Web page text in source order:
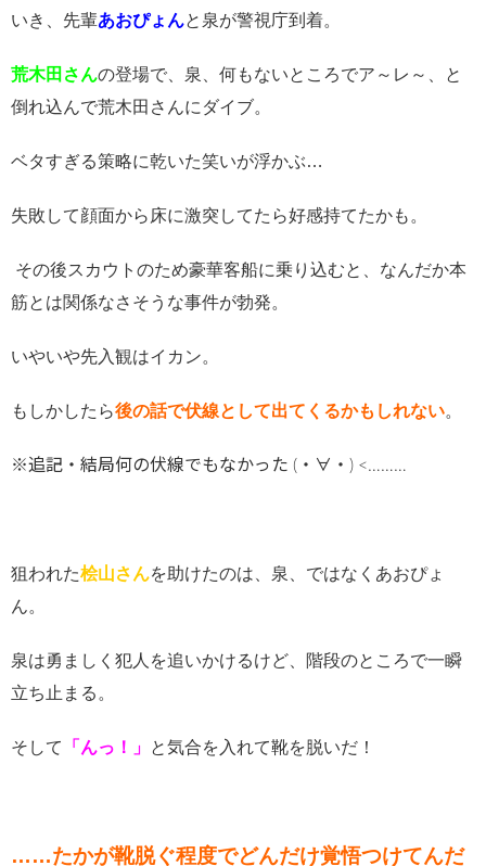
いき、先輩あおぴょんと泉が警視庁到着。
荒木田さんの登場で、泉、何もないところでア～レ～、と
倒れ込んで荒木田さんにダイブ。
ベタすぎる策略に乾いた笑いが浮かぶ…
失敗して顔面から床に激突してたら好感持てたかも。
その後スカウトのため豪華客船に乗り込むと、なんだか本
筋とは関係なさそうな事件が勃発。
いやいや先入観はイカン。
もしかしたら後の話で伏線として出てくるかもしれない。
※追記・結局何の伏線でもなかった (・∀・) <………
狙われた桧山さんを助けたのは、泉、ではなくあおぴょ
ん。
泉は勇ましく犯人を追いかけるけど、階段のところで一瞬
立ち止まる。
そして 「んっ！」 と気合を入れて靴を脱いだ！
……たかが靴脱ぐ程度でどんだけ覚悟つけてんだ